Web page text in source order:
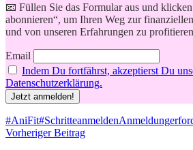
📧 Füllen Sie das Formular aus und
abonnieren“, um Ihren Weg zur
und von unseren Erfahrungen zu
Email
Indem Du fortfährst, akzeptierst Du
Datenschutzerklärung.
Schlagwörter
#AniFit#SchritteanmeldenAnmeldung
Beitragsnavigation
Vorheriger Beitrag